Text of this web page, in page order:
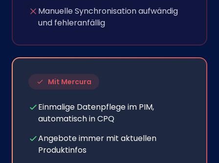
Manuelle Synchronisation aufwändig
und fehleranfällig
Mit Mercura
Einmalige Datenpflege im PIM,
automatisch in CPQ
Angebote immer mit aktuellen
Produktinfos